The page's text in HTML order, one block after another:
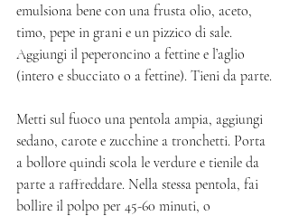
emulsiona bene con una frusta olio, aceto,
timo, pepe in grani e un pizzico di sale.
Aggiungi il peperoncino a fettine e l’aglio
(intero e sbucciato o a fettine). Tieni da parte.
Metti sul fuoco una pentola ampia, aggiungi
sedano, carote e zucchine a tronchetti. Porta
a bollore quindi scola le verdure e tienile da
parte a raffreddare. Nella stessa pentola, fai
bollire il polpo per 45-60 minuti, o